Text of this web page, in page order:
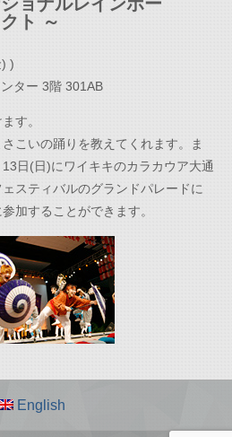
ト ～
)
ター 3階 301AB
す。
こいの踊りを教えてくれます。ま
日(日)にワイキキのカラカウア大通
スティバルのグランドパレードに
加することができます。
English